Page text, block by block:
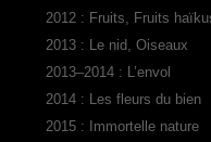
2012 : Fruits, Fruits
2013 : Le nid, Oiseaux
2013–2014 : L’envol
2014 : Les fleurs du bien
2015 : Immortelle nature